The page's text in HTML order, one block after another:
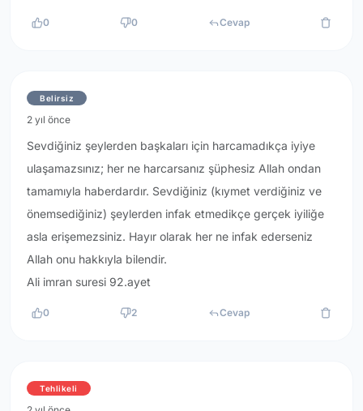
0 0 Cevap
Belirsiz
2 yıl önce
Sevdiğiniz şeylerden başkaları için harcamadıkça iyiye
ulaşamazsınız; her ne harcarsanız şüphesiz Allah ondan
tamamıyla haberdardır. Sevdiğiniz (kıymet verdiğiniz ve
önemsediğiniz) şeylerden infak etmedikçe gerçek iyiliğe
asla erişemezsiniz. Hayır olarak her ne infak ederseniz
Allah onu hakkıyla bilendir.
Ali imran suresi 92.ayet
0 2 Cevap
Tehlikeli